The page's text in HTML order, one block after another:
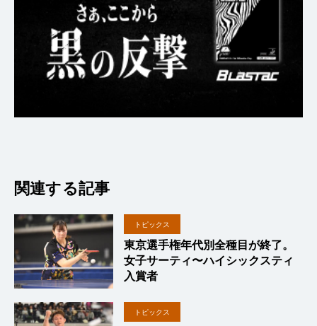
関連する記事
トピックス
東京選手権年代別全種目が終了。
女子サーティ〜ハイシックスティ
入賞者
トピックス